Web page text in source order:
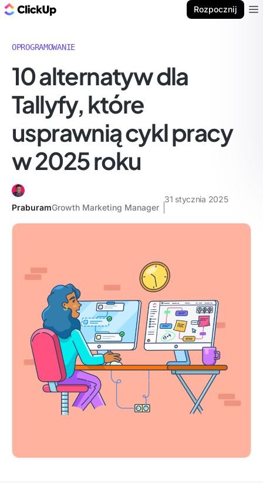
Rozpocznij
OPROGRAMOWANIE
10 alternatyw dla
Tallyfy, które
usprawnią cykl pracy
w 2025 roku
PraburamGrowth Marketing Manager
31 stycznia 2025